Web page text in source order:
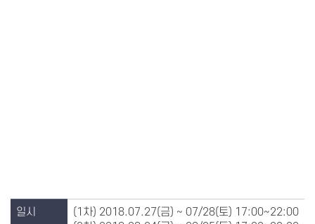
일시
(1차) 2018.07.27(금) ~ 07/28(토) 17:00~22:00